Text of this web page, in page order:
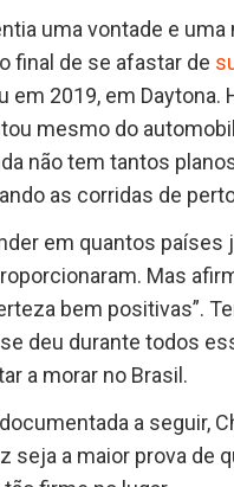
uma vontade e
final de se afastar de
em 2019, em
mesmo do
não tem tantos
as corridas de
em quantos
Mas
bem positivas”.
deu durante todos
a morar no Brasil.
a seguir,
seja a maior prova de